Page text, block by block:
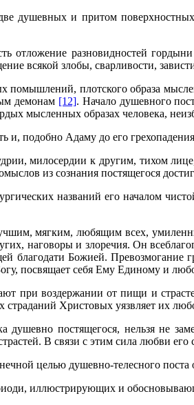
душевных и притом
разновидностей
всякой злобы, сварливости,
помышлений, плотского образа
демонам [12]. Начало душевного
мысленных образах человека,
и, подобно Адаму до его
милосердии к другим, тихом
из сознания постящегося
названий его началом
мягким, любящим всех,
наговоры и злоречия. Он
благодати Божией.
посвящает себя Ему Единому и
при воздержании от пищи и
страданий Христовых уязвляет их
душевно постящегося, нельзя не
В связи с этим сила любви
целью душевно-телесного
иллюстрирующих и